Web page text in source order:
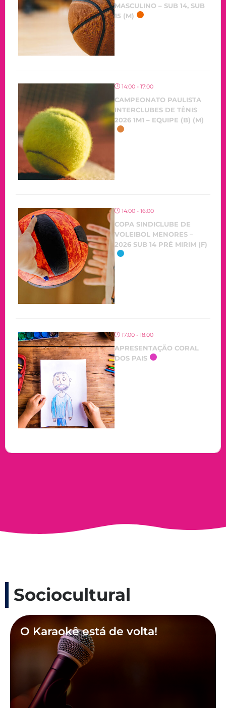
MASCULINO – SUB 14, SUB
15 (M)
14:00 - 17:00
CAMPEONATO PAULISTA
INTERCLUBES DE TÊNIS
2026 1M1 – EQUIPE (B) (M)
14:00 - 16:00
COPA SINDICLUBE DE
VOLEIBOL MENORES –
2026 SUB 14 PRÉ MIRIM (F)
17:00 - 18:00
APRESENTAÇÃO CORAL
DOS PAIS
Sociocultural
O Karaokê está de volta!